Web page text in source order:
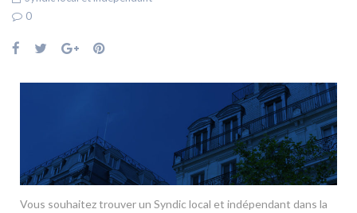
0
Vous souhaitez trouver un Syndic local et indépendant dans la